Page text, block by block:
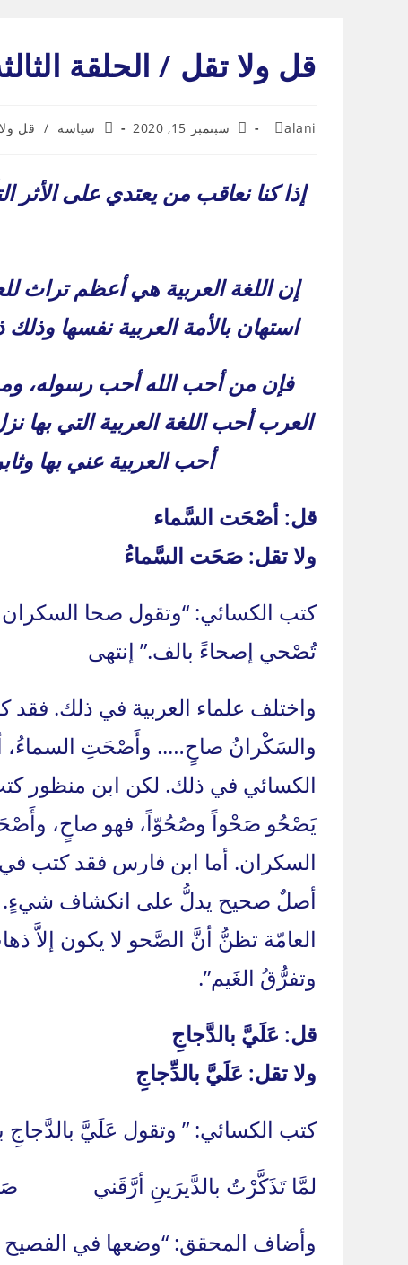
قل ولا تقل / الحلقة
Post
alani
Postسبتمبر 15, 2020
Postسياسة / قل
إذا كنا نعاقب من يعتدي على الأثر
إن اللغة العربية هي أعظم تراث
استهان بالأمة العربية نفسها
فإن من أحب الله أحب رسوله،
العرب أحب اللغة العربية التي
أحب العربية عني بها
قل: أصْحَت السَّماء
ولا تقل: صَحَت السَّماءُ
كتب الكسائي: “وتقول صحا
تُصْحي إصحاءً بالف.” إنتهى
واختلف علماء العربية في ذلك.
والسَكْرانُ صاحٍ….. وأَصْحَتِ السماءُ،
الكسائي في ذلك. لكن ابن منظور
يَصْحُو صَحْواً وصُحُوّاً، فهو صاحٍ،
السكران. أما ابن فارس فقد كتب في
أصلٌ صحيح يدلُّ على انكشاف شيءٍ.
العامّة تظنُّ أنَّ الصَّحو لا يكون إلاَّ
وتفرُّقُ الغَيم”.
قل: عَلَيَّ بالدَّجاجِ
ولا تقل: عَلَيَّ بالدِّجاجِ
كتب الكسائي: ” وتقول عَلَيَّ بالدَّجاجِ
لمَّا تَذَكَّرْتُ بالدَّيرَينِ أرَّقَني
وأضاف المحقق: “وضعها في الفصيح